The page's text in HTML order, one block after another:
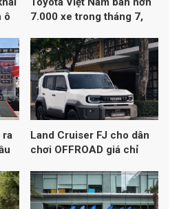
ô
7.000 xe trong tháng 7,
doanh số
ra
Land Cruiser FJ cho dân
chơi OFFROAD giá chỉ